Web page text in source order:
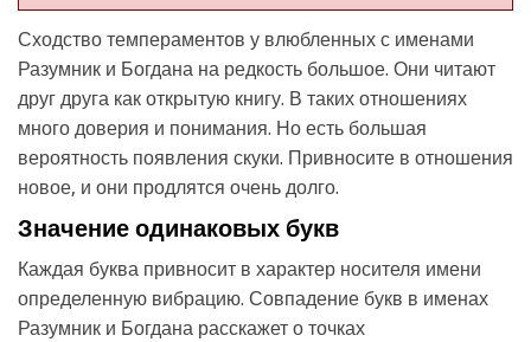
Сходство темпераментов у влюбленных с именами
Разумник и Богдана на редкость большое. Они читают
друг друга как открытую книгу. В таких отношениях
много доверия и понимания. Но есть большая
вероятность появления скуки. Привносите в отношения
новое, и они продлятся очень долго.
Значение одинаковых букв
Каждая буква привносит в характер носителя имени
определенную вибрацию. Совпадение букв в именах
Разумник и Богдана расскажет о точках